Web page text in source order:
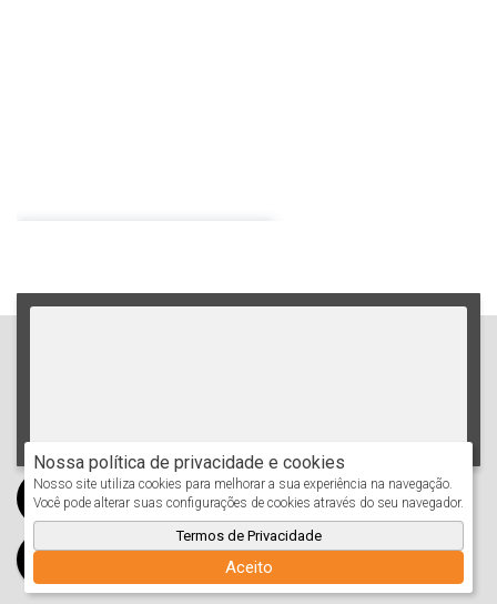
Nossa política de privacidade e cookies
Nosso site utiliza cookies para melhorar a sua experiência na navegação.
Você pode alterar suas configurações de cookies através do seu navegador.
Termos de Privacidade
Aceito
R$1.650,00